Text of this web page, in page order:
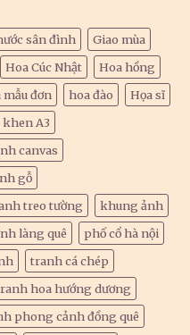
sân đình
Giao mùa
Hoa Cúc Nhật
Hoa hồng
mẫu đơn hoa đào
Họa sĩ
A3
canvas
gỗ
treo tường
khung ảnh
làng quê
phố cổ hà nội
tranh cá chép
hoa hướng dương
phong cảnh đồng quê